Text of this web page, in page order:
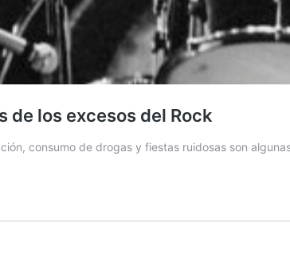
de los excesos del Rock
consumo de drogas y fiestas ruidosas son